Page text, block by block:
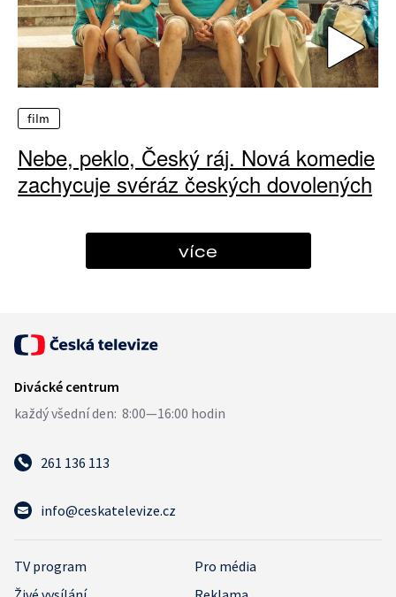
film
Nebe, peklo, Český ráj. Nová komedie
zachycuje svéráz českých dovolených
více
261 136 113
info@ceskatelevize.cz
TV program
Pro média